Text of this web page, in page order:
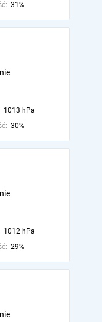
31%
1013 hPa
30%
1012 hPa
29%